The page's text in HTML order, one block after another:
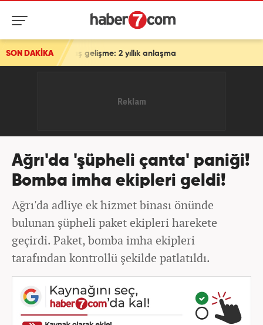
SON DAKİKA
gelişme: 2 yıllık anlaşma
Ağrı'da 'şüpheli çanta' paniği!
Bomba imha ekipleri geldi!
Ağrı'da adliye ek hizmet binası önünde
bulunan şüpheli paket ekipleri harekete
geçirdi. Paket, bomba imha ekipleri
tarafından kontrollü şekilde patlatıldı.